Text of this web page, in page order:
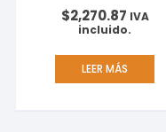
$2,270.87 IVA
incluido.
LEER MÁS